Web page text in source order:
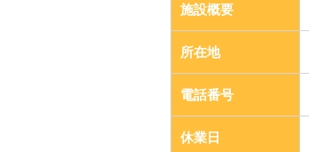
施設概要
所在地
電話番号
休業日